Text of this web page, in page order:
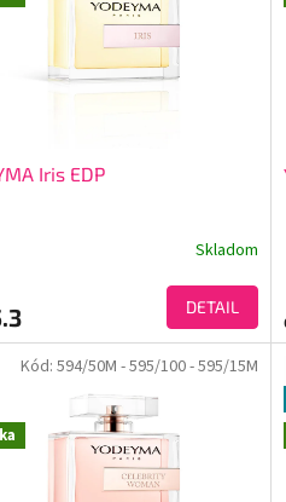
Iris EDP
Skladom
DETAIL
Kód: 594/50M - 595/100- 595/15M